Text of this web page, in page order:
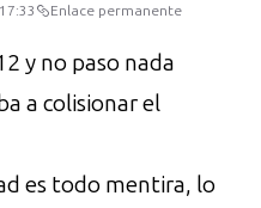
Enlace permanente
y no paso nada
a colisionar el
es todo mentira, lo